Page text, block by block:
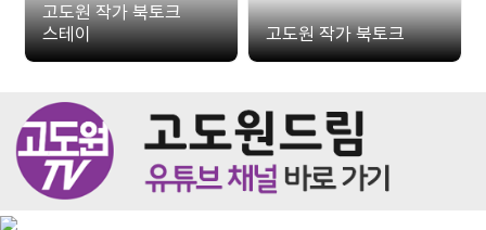
고도원 작가 북토크
스테이
고도원 작가 북토크